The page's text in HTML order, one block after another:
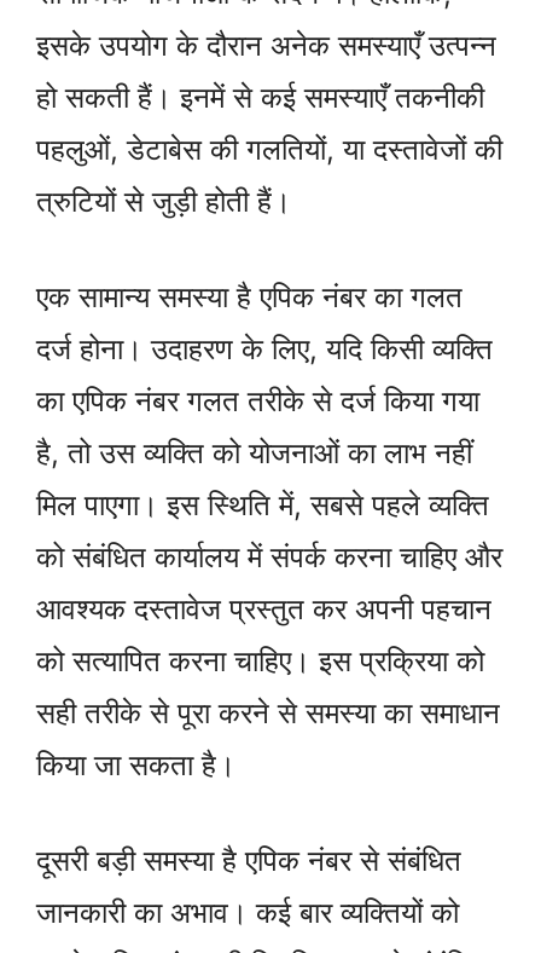
इसके उपयोग के दौरान अनेक समस्याएँ उत्पन्न
हो सकती हैं। इनमें से कई समस्याएँ तकनीकी
पहलुओं, डेटाबेस की गलतियों, या दस्तावेजों की
त्रुटियों से जुड़ी होती हैं।
एक सामान्य समस्या है एपिक नंबर का गलत
दर्ज होना। उदाहरण के लिए, यदि किसी व्यक्ति
का एपिक नंबर गलत तरीके से दर्ज किया गया
है, तो उस व्यक्ति को योजनाओं का लाभ नहीं
मिल पाएगा। इस स्थिति में, सबसे पहले व्यक्ति
को संबंधित कार्यालय में संपर्क करना चाहिए और
आवश्यक दस्तावेज प्रस्तुत कर अपनी पहचान
को सत्यापित करना चाहिए। इस प्रक्रिया को
सही तरीके से पूरा करने से समस्या का समाधान
किया जा सकता है।
दूसरी बड़ी समस्या है एपिक नंबर से संबंधित
जानकारी का अभाव। कई बार व्यक्तियों को